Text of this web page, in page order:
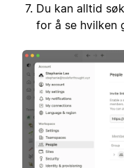
Du kan alltid
for å se hvilken